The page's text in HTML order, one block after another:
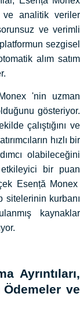
analitik veriler
ve verimli
sezgisel
alım satım
'nin uzman
gösteriyor.
çalıştığını ve
hızlı bir
olabileceğini
bir puan
Esență Monex
sitelerinin kurbanı
kaynaklar
Ayrıntıları,
ve